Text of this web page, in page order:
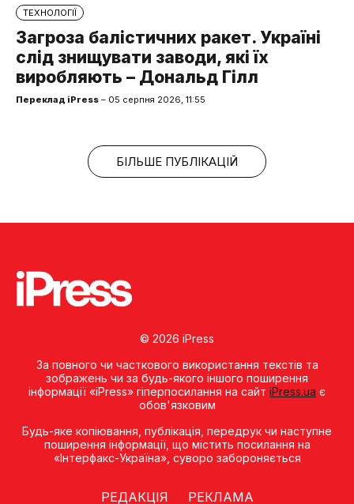
ТЕХНОЛОГІЇ
Загроза балістичних ракет. Україні
слід знищувати заводи, які їх
виробляють – Дональд Гілл
Переклад iPress – 05 серпня 2026, 11:55
БІЛЬШЕ ПУБЛІКАЦІЙ
© 2026 iPress
За повного чи часткового використання текстів та
зображень чи за будь-якого іншого поширення
інформації «iPress» гіперпосилання на сайт iPress.ua є
обов'язковим
Будь-яке копiювання, публiкацiя, передрук чи наступне
поширення iнформацiї, що мiстить посилання на
«Iнтерфакс-Україна», суворо забороняється
РЕДАКЦІЯ РЕКЛАМА